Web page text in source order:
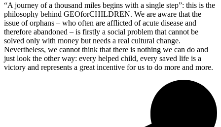
“A journey of a thousand miles begins with a single step”: this is the
philosophy behind GEOforCHILDREN. We are aware that the
issue of orphans – who often are afflicted of acute disease and
therefore abandoned – is firstly a social problem that cannot be
solved only with money but needs a real cultural change.
Nevertheless, we cannot think that there is nothing we can do and
just look the other way: every helped child, every saved life is a
victory and represents a great incentive for us to do more and more.